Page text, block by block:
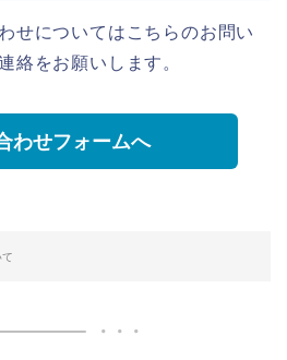
せについてはこちらのお問い
絡をお願いします。
わせフォームへ